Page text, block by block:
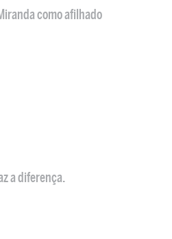
como afilhado
a diferença.